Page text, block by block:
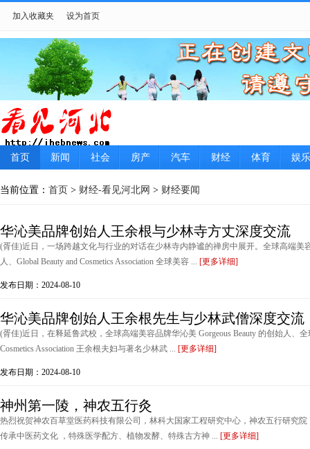
加入收藏夹 设为首页
首页 新闻 社会 房产 汽车 财经 体育 娱乐
当前位置： 首页 > 财经-看见河北网 > 财经要闻
华沁美品牌创始人王余根与少林寺方丈深度交流
(胥佳)近日，一场跨越文化与行业的对话在少林寺内静谧的禅房中展开。全球高端美
人、Global Beauty and Cosmetics Association 全球美容 ... [更多详细]
发布日期：2024-08-10
华沁美品牌创始人王余根先生与少林武僧深度交流
(胥佳)近日，在释延鲁武校，全球高端美容品牌华沁美 Gorgeous Beauty 的创始人、
Cosmetics Association 王余根夫妇与著名少林武 ... [更多详细]
发布日期：2024-08-10
神州第一陵，神农五行灸​
热烈祝贺神农百草堂医药科技有限公司，林科大国家工程研究中心，神农五行研究
传承中医药文化 ，特殊医学配方、植物发酵、特殊古方神 ... [更多详细]